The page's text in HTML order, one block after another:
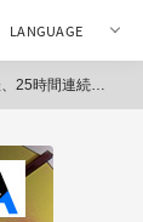
が決定（ボーンデジタル）